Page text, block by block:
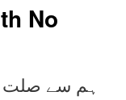
No
ہم سے صلت